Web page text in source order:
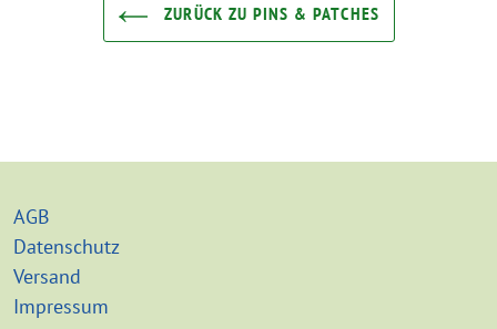
ZURÜCK ZU PINS & PATCHES
AGB
Datenschutz
Versand
Impressum